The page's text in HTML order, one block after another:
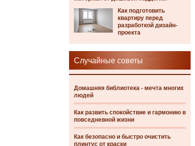
Как подготовить
квартиру перед
разработкой дизайн-
проекта
Случайные советы
Домашняя библиотека - мечта многих
людей
Как развить спокойствие и гармонию в
повседневной жизни
Как безопасно и быстро очистить
плинтус от краски